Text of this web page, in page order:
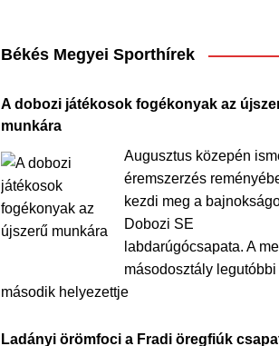
Békés Megyei Sporthírek
A dobozi játékosok fogékonyak az
munkára
Augusztus közepén
éremszerzés
kezdi meg a
Dobozi SE
labdarúgócsapata. A
másodosztály legutóbbi
második helyezettje
Ladányi örömfoci a Fradi öregfiúk